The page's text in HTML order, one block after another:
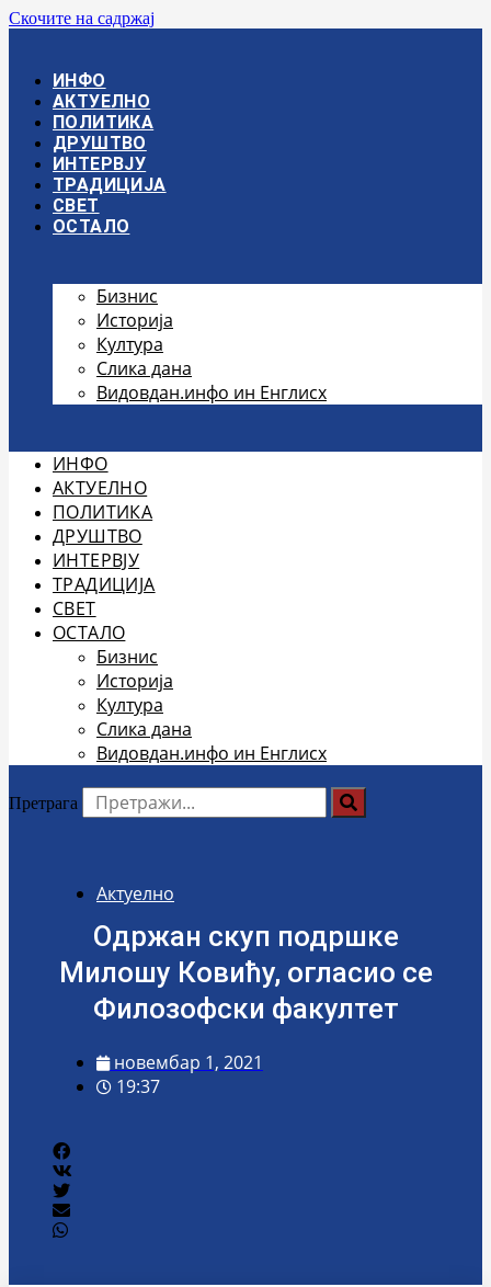
Скочите на садржај
ИНФО
АКТУЕЛНО
ПОЛИТИКА
ДРУШТВО
ИНТЕРВЈУ
ТРАДИЦИЈА
СВЕТ
ОСТАЛО
Бизнис
Историја
Култура
Слика дана
Видовдан.инфо ин Енглисх
ИНФО
АКТУЕЛНО
ПОЛИТИКА
ДРУШТВО
ИНТЕРВЈУ
ТРАДИЦИЈА
СВЕТ
ОСТАЛО
Бизнис
Историја
Култура
Слика дана
Видовдан.инфо ин Енглисх
Претрага
Актуелно
Одржан скуп подршке
Милошу Ковићу, огласио се
Филозофски факултет
новембар 1, 2021
19:37